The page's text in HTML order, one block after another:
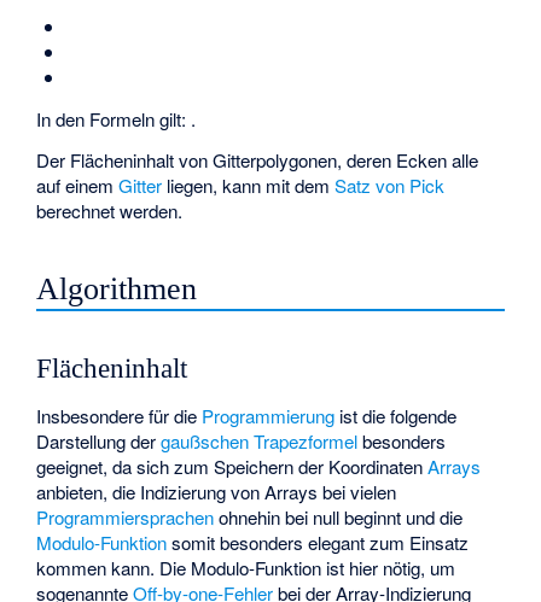
In den Formeln gilt: .
Der Flächeninhalt von Gitterpolygonen, deren Ecken alle
auf einemGitter liegen, kann mit demSatz von Pick
berechnet werden.
Algorithmen
Flächeninhalt
Insbesondere für die Programmierung ist die folgende
Darstellung dergaußschen Trapezformelbesonders
geeignet, da sich zum Speichern der KoordinatenArrays
anbieten, die Indizierung von Arrays bei vielen
Programmiersprachenohnehin bei null beginnt und die
Modulo-Funktionsomit besonders elegant zum Einsatz
kommen kann. Die Modulo-Funktion ist hier nötig, um
sogenannteOff-by-one-Fehlerbei der Array-Indizierung